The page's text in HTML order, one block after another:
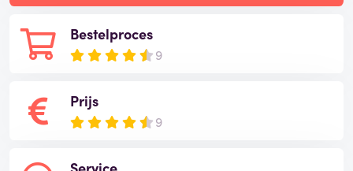
Bestelproces
9
Prijs
9